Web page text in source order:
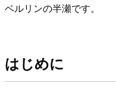
ベルリンの半瀬です。
はじめに